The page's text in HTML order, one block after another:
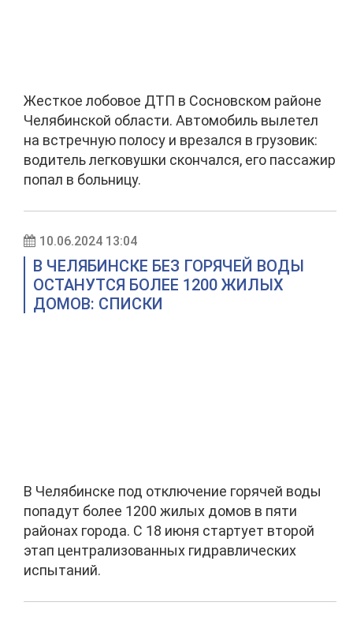
Жесткое лобовое ДТП в Сосновском районе
Челябинской области. Автомобиль вылетел
на встречную полосу и врезался в грузовик:
водитель легковушки скончался, его пассажир
попал в больницу.
10.06.2024 13:04
В ЧЕЛЯБИНСКЕ БЕЗ ГОРЯЧЕЙ ВОДЫ
ОСТАНУТСЯ БОЛЕЕ 1200 ЖИЛЫХ
ДОМОВ: СПИСКИ
В Челябинске под отключение горячей воды
попадут более 1200 жилых домов в пяти
районах города. С 18 июня стартует второй
этап централизованных гидравлических
испытаний.